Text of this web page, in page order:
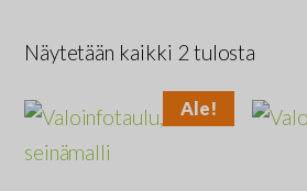
Näytetään kaikki 2 tulosta
Ale!